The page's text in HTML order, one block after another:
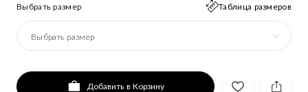
Выбрать размер Таблица размеров
Выбрать размер
Добавить в Корзину